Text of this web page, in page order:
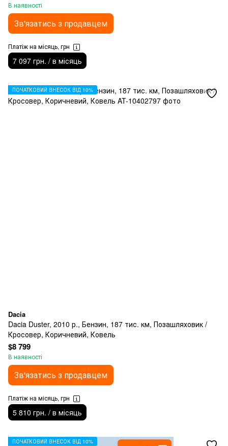
В наявності
Зв'язатись з продавцем
Платіж на місяць, грн
7 097 грн. / в місяць
ПОЧАТКОВИЙ ВНЕСОК ВІД 10%
Dacia
Dacia Duster, 2010 р., Бензин, 187 тис. км, Позашляховик /
Кросовер, Коричневий, Ковель
$8 799
В наявності
Зв'язатись з продавцем
Платіж на місяць, грн
5 810 грн. / в місяць
ПОЧАТКОВИЙ ВНЕСОК ВІД 10%